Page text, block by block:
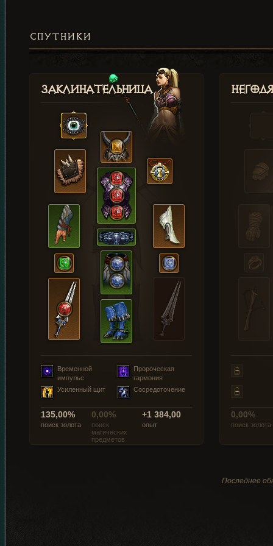
СПУТНИКИ
Заклинательница
Временной
импульс
Пророческая
гармония
Усиленный щит
Сосредоточение
135,00%
поиск золота
0,00%
поиск
магических
предметов
+1 384,00
опыт
0,00%
поиск золота
Последнее